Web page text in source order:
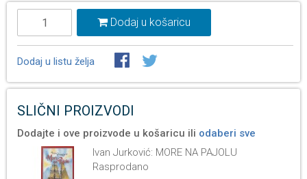
Dodaj u košaricu
Dodaj u listu želja
SLIČNI PROIZVODI
Dodajte i ove proizvode u košaricu ili odaberi sve
Ivan Jurković: MORE NA PAJOLU
Rasprodano